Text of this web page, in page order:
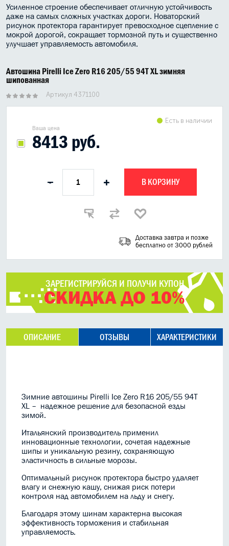
АВТО КОСМЕТИКА
МОТО МАСЛА
ВСЕ БРЕНДЫ
Усиленное строение обеспечивает отличную устойчивость
даже на самых сложных участках дороги. Новаторский
рисунок протектора гарантирует превосходное сцепление с
мокрой дорогой, сокращает тормозной путь и существенно
улучшает управляемость автомобиля.
Автошина Pirelli Ice Zero R16 205/55 94T XL зимняя
шипованная
Артикул 4371100
Ваша цена
8413 руб.
Есть в наличии
- + В КОРЗИНУ
Доставка завтра и позже
бесплатно от 3000 рублей
ЗАРЕГИСТРИРУЙСЯ И ПОЛУЧИ КУПОН
СКИДКА ДО 10%
ОПИСАНИЕ ОТЗЫВЫ ХАРАКТЕРИСТИКИ
Зимние автошины Pirelli Ice Zero R16 205/55 94T
XL – надежное решение для безопасной езды
зимой.
Итальянский производитель применил
инновационные технологии, сочетая надежные
шипы и уникальную резину, сохраняющую
эластичность в сильные морозы.
Оптимальный рисунок протектора быстро удаляет
влагу и снежную кашу, снижая риск потери
контроля над автомобилем на льду и снегу.
Благодаря этому шинам характерна высокая
эффективность торможения и стабильная
управляемость.